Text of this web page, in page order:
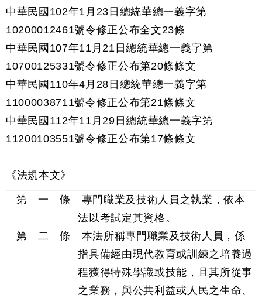
中華民國102年1月23日總統華總一義字第
10200012461號令修正公布全文23條
中華民國107年11月21日總統華總一義字第
10700125331號令修正公布第20條條文
中華民國110年4月28日總統華總一義字第
11000038711號令修正公布第21條條文
中華民國112年11月29日總統華總一義字第
11200103551號令修正公布第17條條文
《法規本文》
第 一 條 專門職業及技術人員之執業，依本
法以考試定其資格。
第 二 條 本法所稱專門職業及技術人員，係
指具備經由現代教育或訓練之培養過
程獲得特殊學識或技能，且其所從事
之業務，與公共利益或人民之生命、